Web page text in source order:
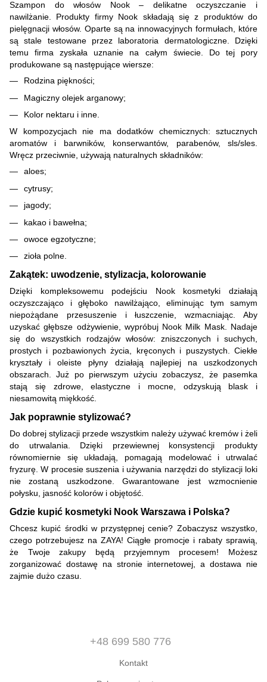
Szampon do włosów Nook – delikatne oczyszczanie i
nawilżanie. Produkty firmy Nook składają się z produktów do
pielęgnacji włosów. Oparte są na innowacyjnych formułach, które
są stale testowane przez laboratoria dermatologiczne. Dzięki
temu firma zyskała uznanie na całym świecie. Do tej pory
produkowane są następujące wiersze:
Rodzina piękności;
Magiczny olejek arganowy;
Kolor nektaru i inne.
W kompozycjach nie ma dodatków chemicznych: sztucznych
aromatów i barwników, konserwantów, parabenów, sls/sles.
Wręcz przeciwnie, używają naturalnych składników:
aloes;
cytrusy;
jagody;
kakao i bawełna;
owoce egzotyczne;
zioła polne.
Zakątek: uwodzenie, stylizacja, kolorowanie
Dzięki kompleksowemu podejściu Nook kosmetyki działają
oczyszczająco i głęboko nawilżająco, eliminując tym samym
niepożądane przesuszenie i łuszczenie, wzmacniając. Aby
uzyskać głębsze odżywienie, wypróbuj Nook Milk Mask. Nadaje
się do wszystkich rodzajów włosów: zniszczonych i suchych,
prostych i pozbawionych życia, kręconych i puszystych. Ciekłe
kryształy i oleiste płyny działają najlepiej na uszkodzonych
obszarach. Już po pierwszym użyciu zobaczysz, że pasemka
stają się zdrowe, elastyczne i mocne, odzyskują blask i
niesamowitą miękkość.
Jak poprawnie stylizować?
Do dobrej stylizacji przede wszystkim należy używać kremów i żeli
do utrwalania. Dzięki przewiewnej konsystencji produkty
równomiernie się układają, pomagają modelować i utrwalać
fryzurę. W procesie suszenia i używania narzędzi do stylizacji loki
nie zostaną uszkodzone. Gwarantowane jest wzmocnienie
połysku, jasność kolorów i objętość.
Gdzie kupić kosmetyki Nook Warszawa i Polska?
Chcesz kupić środki w przystępnej cenie? Zobaczysz wszystko,
czego potrzebujesz na ZAYA! Ciągłe promocje i rabaty sprawią,
że Twoje zakupy będą przyjemnym procesem! Możesz
zorganizować dostawę na stronie internetowej, a dostawa nie
zajmie dużo czasu.
+48 699 580 776
Kontakt